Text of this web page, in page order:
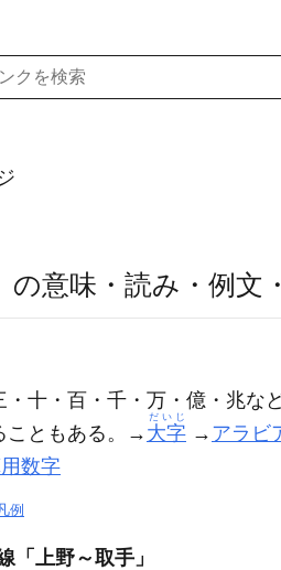
の意味・読み・例文
・十・百・千・万・億・兆
こともある。→ 大字
だいじ
→ アラビ
数字
例
「上野～取手」